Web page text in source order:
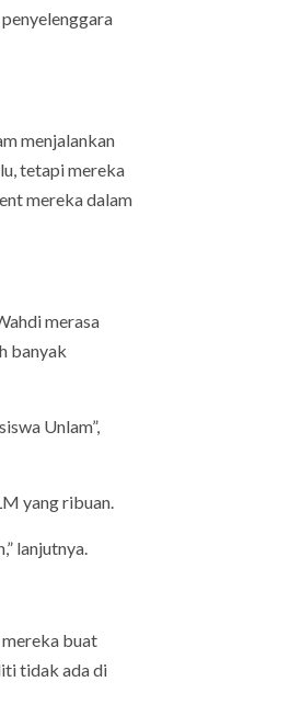
menjalankan
tetapi mereka
mereka dalam
merasa
banyak
Unlam”,
yang ribuan.
lanjutnya.
buat
tidak ada di